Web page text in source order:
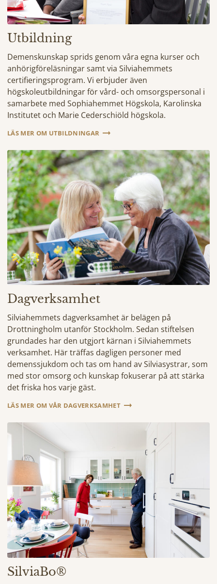
Utbildning
Demenskunskap sprids genom våra egna kurser och
anhörigföreläsningar samt via Silviahemmets
certifieringsprogram. Vi erbjuder även
högskoleutbildningar för vård- och omsorgspersonal i
samarbete med Sophiahemmet Högskola, Karolinska
Institutet och Marie Cederschiöld högskola.
LÄS MER OM UTBILDNINGAR
Dagverksamhet
Silviahemmets dagverksamhet är belägen på
Drottningholm utanför Stockholm. Sedan stiftelsen
grundades har den utgjort kärnan i Silviahemmets
verksamhet. Här träffas dagligen personer med
demenssjukdom och tas om hand av Silviasystrar, som
med stor omsorg och kunskap fokuserar på att stärka
det friska hos varje gäst.
LÄS MER OM VÅR DAGVERKSAMHET
SilviaBo®